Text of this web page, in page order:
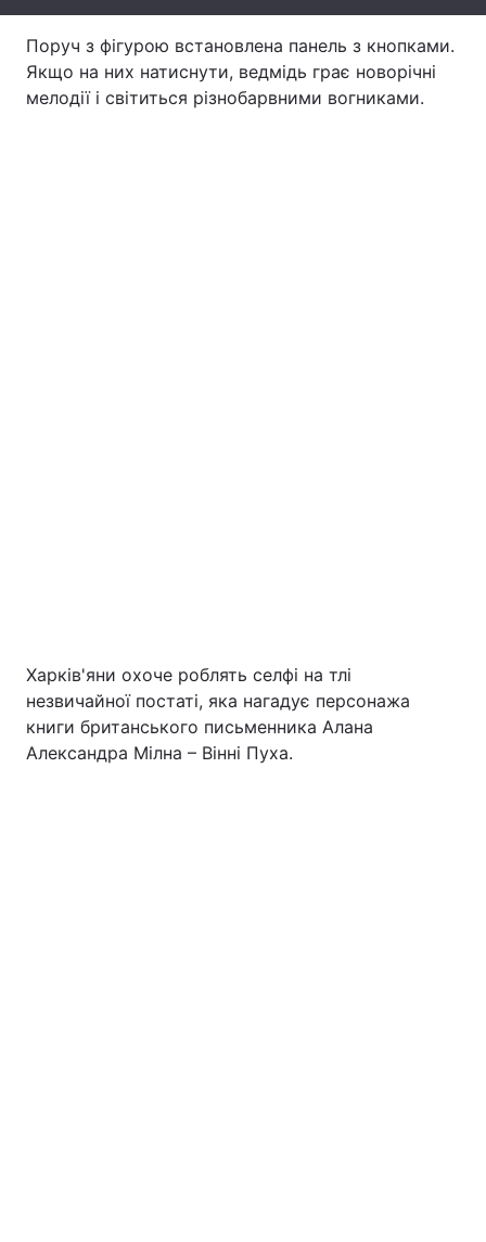
Послуги
Поруч з фігурою встановлена панель з кнопками.
Якщо на них натиснути, ведмідь грає новорічні
мелодії і світиться різнобарвними вогниками.
Харків'яни охоче роблять селфі на тлі
незвичайної постаті, яка нагадує персонажа
книги британського письменника Алана
Александра Мілна – Вінні Пуха.